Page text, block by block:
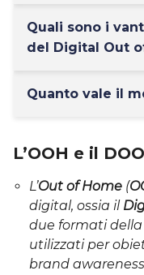
Quali sono i
del Digital Out
Quanto vale il
L’OOH e il
L’Out of Home (
digital, ossia il
due formati
utilizzati per
brand awareness